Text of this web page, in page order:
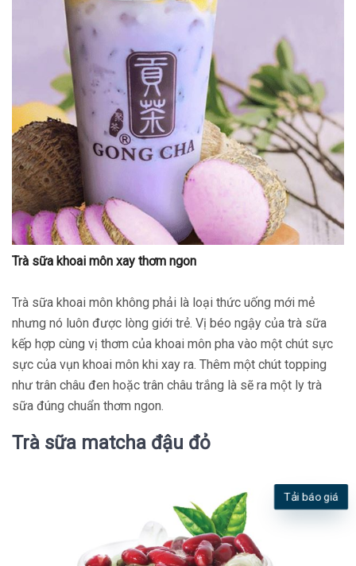
Trà sữa khoai môn xay thơm ngon
Trà sữa khoai môn không phải là loại thức uống mới mẻ
nhưng nó luôn được lòng giới trẻ. Vị béo ngậy của trà sữa
kếp hợp cùng vị thơm của khoai môn pha vào một chút sực
sực của vụn khoai môn khi xay ra. Thêm một chút topping
như trân châu đen hoặc trân châu trắng là sẽ ra một ly trà
sữa đúng chuẩn thơm ngon.
Trà sữa matcha đậu đỏ